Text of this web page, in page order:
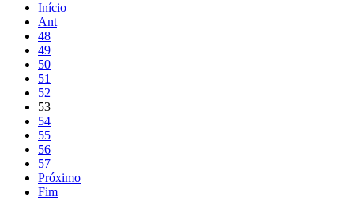
Início
Ant
48
49
50
51
52
53
54
55
56
57
Próximo
Fim